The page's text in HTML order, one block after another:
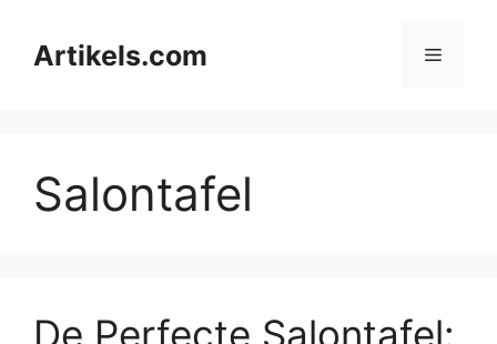
Artikels.com Menu
Salontafel
De Perfecte Salontafel: